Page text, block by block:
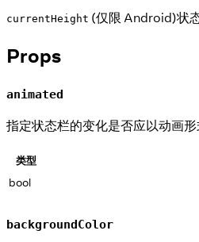
currentHeight (仅限 Android)状
Props
animated
指定状态栏的变化是否应以动画
类型
bool
backgroundColor